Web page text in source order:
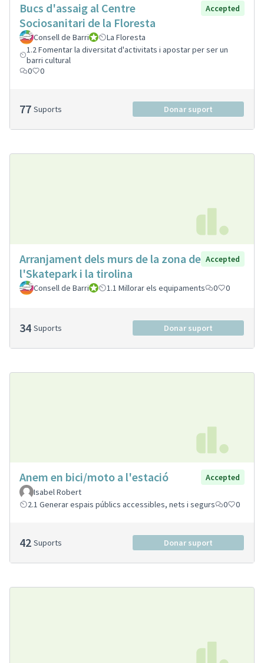
Bucs d'assaig al Centre
Sociosanitari de la Floresta
Accepted
Consell de BarriConsell de Barri
La Floresta
1.2 Fomentar la diversitat d'activitats i apostar per ser un
barri cultural
0
0
77 Suports Donar suport
Arranjament dels murs de la zona de
l'Skatepark i la tirolina
Accepted
Consell de BarriConsell de Barri
1.1 Millorar els equipaments 0 0
34 Suports Donar suport
Anem en bici/moto a l'estació
Accepted
Isabel Robert
2.1 Generar espais públics accessibles, nets i segurs
0 0
42 Suports Donar suport